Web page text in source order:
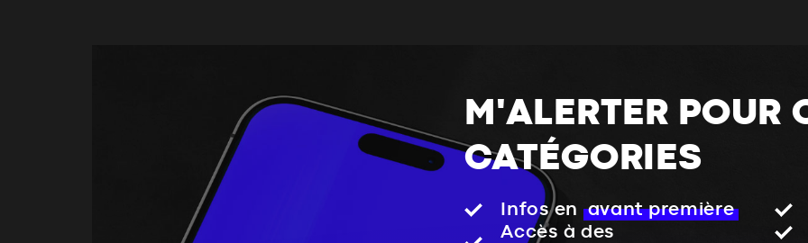
M'ALERTER POUR
CATÉGORIES
Infos en
avant première
Accès à des